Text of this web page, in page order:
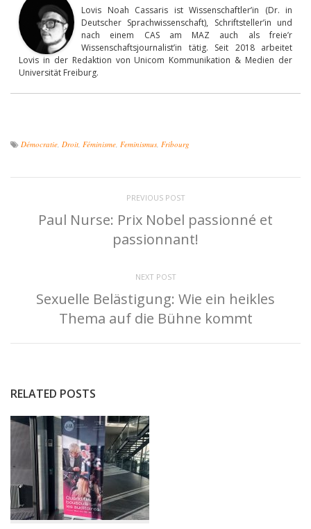
Lovis Noah Cassaris ist Wissenschaftler’in (Dr. in
Deutscher Sprachwissenschaft), Schriftsteller’in und
nach einem CAS am MAZ auch als freie’r
Wissenschaftsjournalist’in tätig. Seit 2018 arbeitet
Lovis in der Redaktion von Unicom Kommunikation & Medien der
Universität Freiburg.
Démocratie Droit Féminisme Feminismus Fribourg
PREVIOUS POST
Paul Nurse: Prix Nobel passionné et
passionnant!
NEXT POST
Sexuelle Belästigung: Wie ein heikles
Thema auf die Bühne kommt
RELATED POSTS